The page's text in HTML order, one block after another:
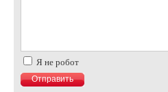
Я не робот